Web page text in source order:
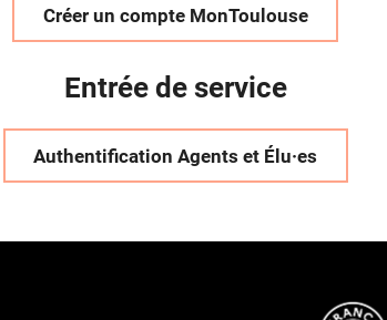
Créer un compte MonToulouse
Entrée de service
Authentification Agents et Élu·es